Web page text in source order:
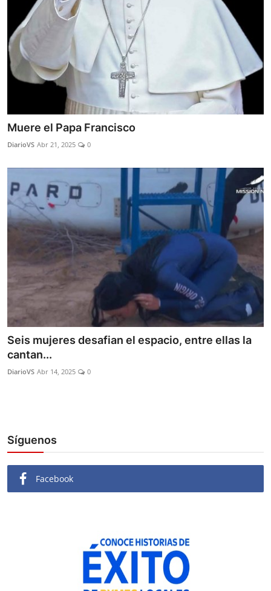
Muere el Papa Francisco
DiarioVS Abr 21, 2025 0
Seis mujeres desafian el espacio, entre ellas la
cantan...
DiarioVS Abr 14, 2025 0
Síguenos
Facebook